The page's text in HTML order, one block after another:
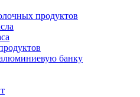
продуктов
банку